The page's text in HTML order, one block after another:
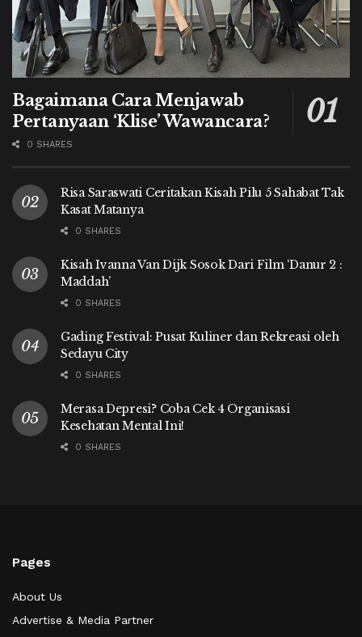
Bagaimana Cara Menjawab
Pertanyaan ‘Klise’ Wawancara?
0 SHARES
Risa Saraswati Ceritakan Kisah Pilu 5 Sahabat Tak
Kasat Matanya
0 SHARES
Kisah Ivanna Van Dijk Sosok Dari Film ‘Danur 2 :
Maddah’
0 SHARES
Gading Festival: Pusat Kuliner dan Rekreasi oleh
Sedayu City
0 SHARES
Merasa Depresi? Coba Cek 4 Organisasi
Kesehatan Mental Ini!
0 SHARES
Pages
About Us
Advertise & Media Partner